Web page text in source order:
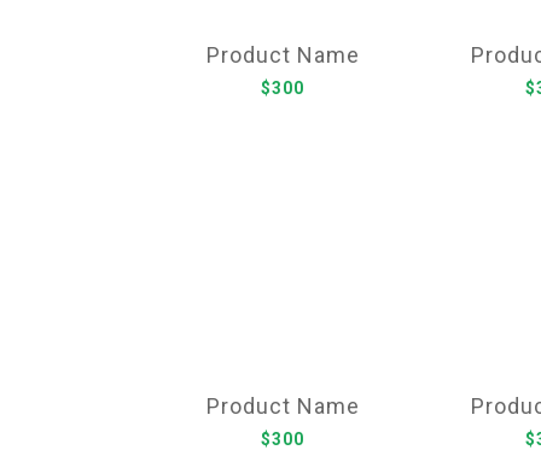
Product Name
$300
Product Name
$300